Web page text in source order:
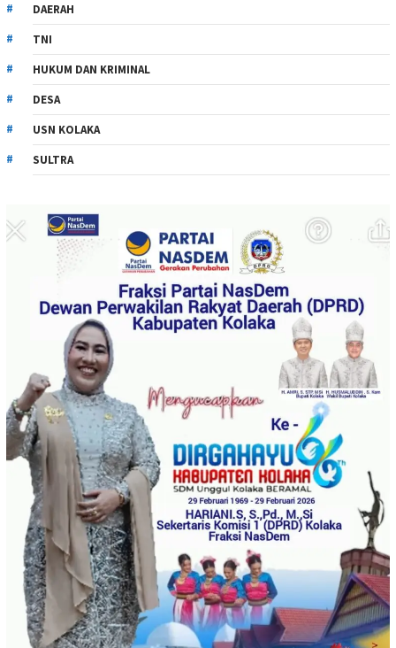
DAERAH
TNI
HUKUM DAN KRIMINAL
DESA
USN KOLAKA
SULTRA